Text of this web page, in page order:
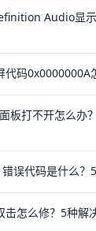
Audio显
代码0x0000000A
板打不开怎么办
误代码是什么？
击怎么修？5种解